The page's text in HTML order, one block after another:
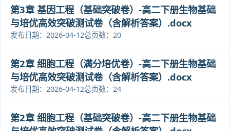
第3章 基因工程（基础突破卷）-高二下册生物基础
与培优高效突破测试卷（含解析答案）.docx
发布日期：2026-04-12总页数：20
第2章 细胞工程（满分培优卷）-高二下册生物基础
与培优高效突破测试卷（含解析答案）.docx
发布日期：2026-04-12总页数：24
第2章 细胞工程（基础突破卷）-高二下册生物基础